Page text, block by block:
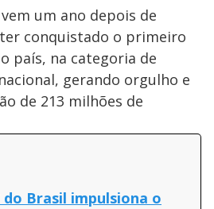
um ano depois de
ter conquistado o primeiro
país, na categoria de
gerando orgulho e
de 213 milhões de
do Brasil impulsiona o